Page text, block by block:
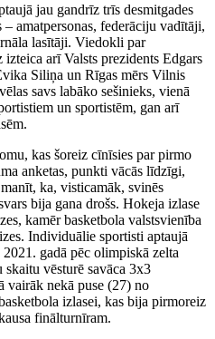
jau gandrīz trīs desmitgades
amatpersonas, federāciju vadītāji,
lasītāji. Viedokli par
arī Valsts prezidents Edgars
Siliņa un Rīgas mērs Vilnis
savs labāko sešinieks, vienā
un sportistēm, gan arī
kas šoreiz cīnīsies par pirmo
anketas, punkti vācās līdzīgi,
ka, visticamāk, svinēs
bija gana drošs. Hokeja izlase
kamēr basketbola valstsvienība
Individuālie sportisti aptaujā
gadā pēc olimpiskā zelta
vēsturē savāca 3x3
vairāk nekā puse (27) no
izlasei, kas bija pirmoreiz
finālturnīram.